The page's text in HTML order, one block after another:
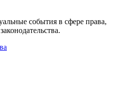
события в сфере права,